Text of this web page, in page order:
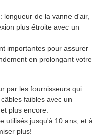
longueur de la vanne d'air,
plus étroite avec un
importantes pour assurer
en prolongant votre
par les fournisseurs qui
faibles avec un
plus encore.
utilisés jusqu'à 10 ans, et à
plus!